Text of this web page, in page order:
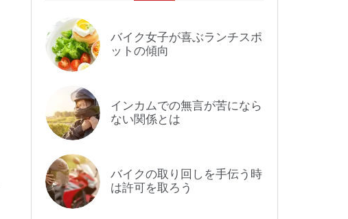
バイク女子が喜ぶランチスポ
ットの傾向
インカムでの無言が苦になら
ない関係とは
バイクの取り回しを手伝う時
は許可を取ろう